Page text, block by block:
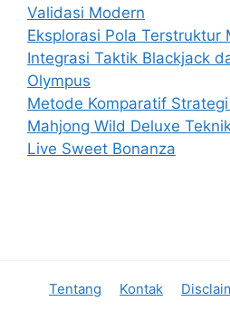
Validasi Modern
Eksplorasi Pola Terstruktur
Integrasi Taktik Blackjack
Olympus
Metode Komparatif
Mahjong Wild Deluxe
Live Sweet Bonanza
Tentang Kontak